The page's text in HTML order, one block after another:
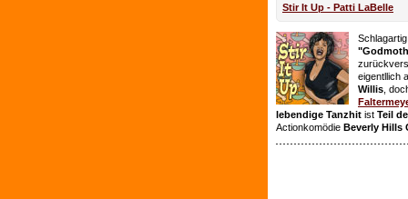
Stir It Up - Patti LaBelle
eigentllich
Willis ,
lebendige Tanzhit ist Teil
Actionkomödie Beverly Hills